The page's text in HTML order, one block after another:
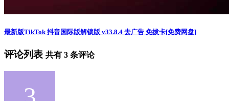
最新版TikTok 抖音国际版解锁版 v33.8.4 去广告 免拔卡[免费网盘]
评论列表 共有 3 条评论